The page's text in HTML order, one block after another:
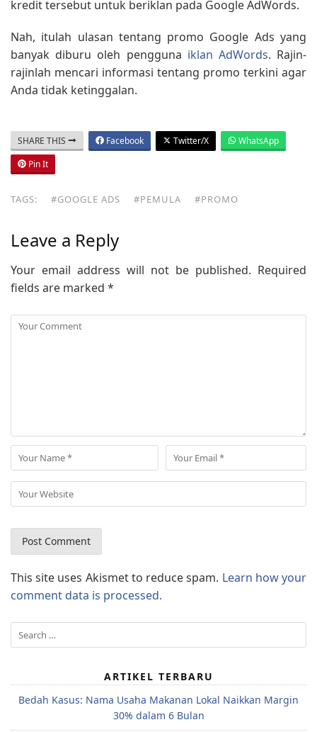
kredit tersebut untuk beriklan pada Google AdWords.
Nah, itulah ulasan tentang promo Google Ads yang
banyak diburu oleh pengguna iklan AdWords. Rajin-
rajinlah mencari informasi tentang promo terkini agar
Anda tidak ketinggalan.
SHARE THIS Facebook Twitter/X
WhatsApp
Pin It
TAGS: #GOOGLE ADS #PEMULA #PROMO
Leave a Reply
Your email address will not be published. Required
fields are marked *
This site uses Akismet to reduce spam. Learn how your
comment data is processed.
Search
for:
ARTIKEL TERBARU
Bedah Kasus: Nama Usaha Makanan Lokal Naikkan Margin
30% dalam 6 Bulan